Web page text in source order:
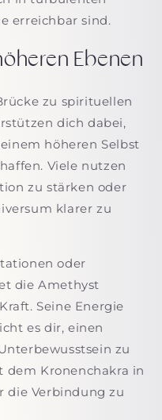
erreichbar sind.
Ebenen
zu spirituellen
dich dabei,
höheren Selbst
Viele nutzen
zu stärken oder
klarer zu
oder
dieAmethyst
Seine Energie
es dir, einen
zu
Kronenchakra in
die Verbindung zu